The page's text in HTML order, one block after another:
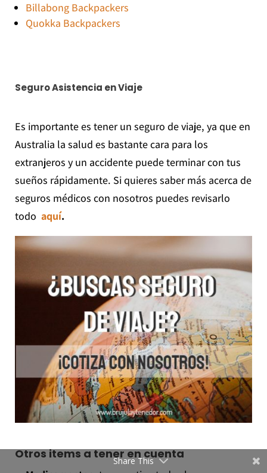
Billabong Backpackers
Quokka Backpackers
Seguro Asistencia en Viaje
Es importante es tener un seguro de viaje, ya que en
Australia la salud es bastante cara para los
extranjeros y un accidente puede terminar con tus
sueños rápidamente. Si quieres saber más acerca de
seguros médicos con nosotros puedes revisarlo
todo aquí.
Otros items a tener en cuenta
Share This